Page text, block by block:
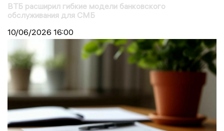
ВТБ расширил гибкие модели банковского
обслуживания для СМБ
10/06/2026 16:00